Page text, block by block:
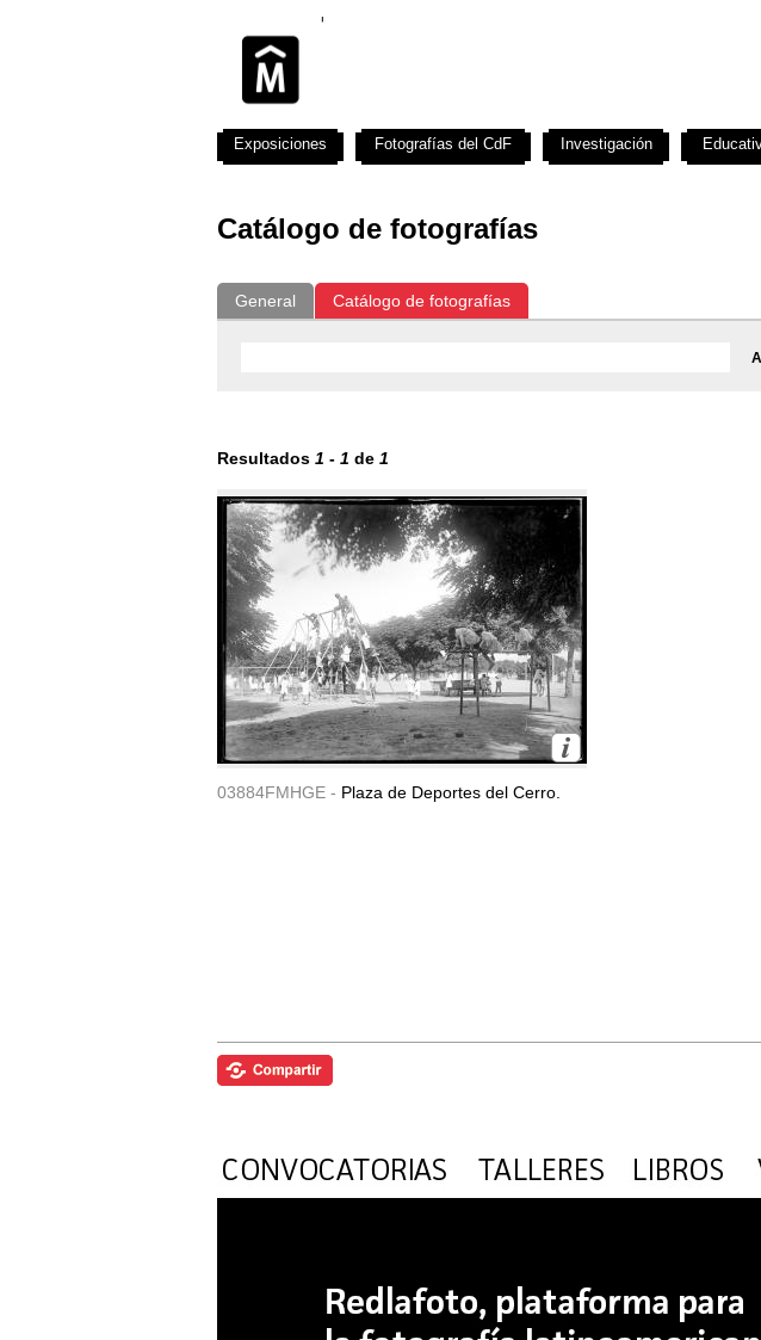
Catálogo de fotografías
General Catálogo de fotografías
Resultados 1 - 1 de 1
03884FMHGE - Plaza de Deportes del Cerro.
Exposiciones Fotografías del CdF Investigación